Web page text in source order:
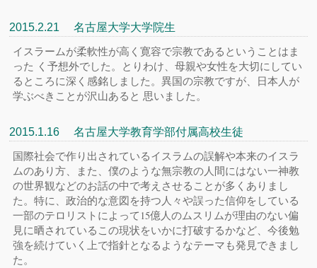
2015.2.21 名古屋大学大学院生
イスラームが柔軟性が高く寛容で宗教であるということはま
った く予想外でした。とりわけ、母親や女性を大切にしてい
るところに深く感銘しました。異国の宗教ですが、日本人が
学ぶべきことが沢山あると 思いました。
2015.1.16 名古屋大学教育学部付属高校生徒
国際社会で作り出されているイスラムの誤解や本来のイスラ
ムのあり方、また、僕のような無宗教の人間にはない一神教
の世界観などのお話の中で考えさせることが多くありまし
た。特に、政治的な意図を持つ人々や誤った信仰をしている
一部のテロリストによって15億人のムスリムが理由のない偏
見に晒されているこの現状をいかに打破するかなど、今後勉
強を続けていく上で指針となるようなテーマも発見できまし
た。